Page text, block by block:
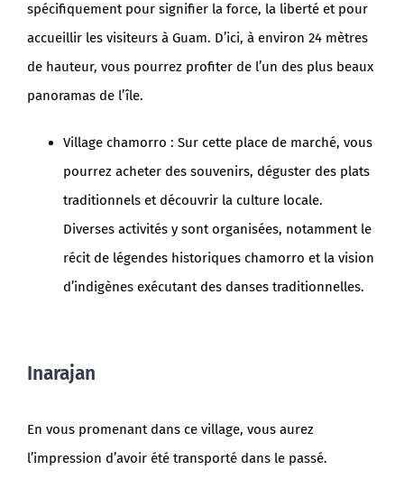
spécifiquement pour signifier la force, la liberté et pour
accueillir les visiteurs à Guam. D’ici, à environ 24 mètres
de hauteur, vous pourrez profiter de l’un des plus beaux
panoramas de l’île.
Village chamorro : Sur cette place de marché, vous
pourrez acheter des souvenirs, déguster des plats
traditionnels et découvrir la culture locale.
Diverses activités y sont organisées, notamment le
récit de légendes historiques chamorro et la vision
d’indigènes exécutant des danses traditionnelles.
Inarajan
En vous promenant dans ce village, vous aurez
l’impression d’avoir été transporté dans le passé.